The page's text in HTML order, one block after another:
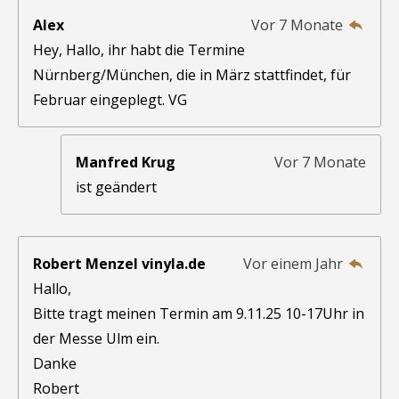
Alex
Vor 7 Monate
Hey, Hallo, ihr habt die Termine
Nürnberg/München, die in März stattfindet, für
Februar eingeplegt. VG
Manfred Krug
Vor 7 Monate
ist geändert
Robert Menzel vinyla.de
Vor einem Jahr
Hallo,
Bitte tragt meinen Termin am 9.11.25 10-17Uhr in
der Messe Ulm ein.
Danke
Robert